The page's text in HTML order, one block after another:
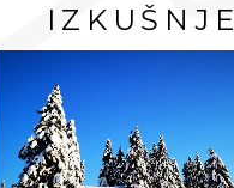
IZKUŠNJE